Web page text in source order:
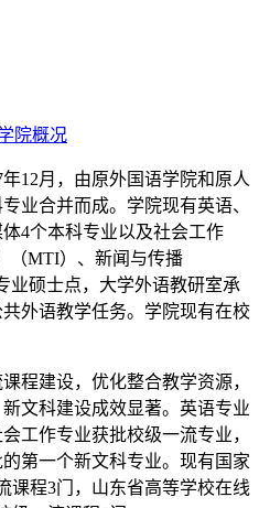
院概况
12月，由原外国语学院和原人
业合并而成。学院现有英语、
4个本科专业以及社会工作
（MTI）、新闻与传播
业硕士点，大学外语教研室承
外语教学任务。学院现有在校
程建设，优化整合教学资源，
文科建设成效显著。英语专业
工作专业获批校级一流专业，
第一个新文科专业。现有国家
课程3门，山东省高等学校在线